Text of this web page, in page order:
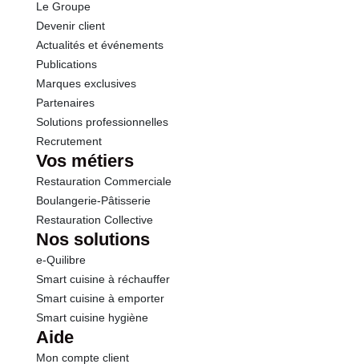
Fibres
Protéines
Sel
Le Groupe
Devenir client
Actualités et événements
Publications
Marques exclusives
Partenaires
Solutions professionnelles
Recrutement
Vos métiers
Restauration Commerciale
Boulangerie-Pâtisserie
Restauration Collective
Nos solutions
e-Quilibre
Smart cuisine à réchauffer
Smart cuisine à emporter
Smart cuisine hygiène
Aide
Mon compte client